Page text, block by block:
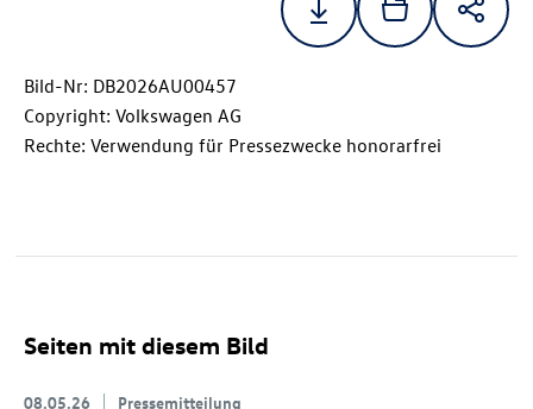
Bild-Nr: DB2026AU00457
Copyright: Volkswagen AG
Rechte: Verwendung für Pressezwecke honorarfrei
Seiten mit diesem Bild
08.05.26 Pressemitteilung